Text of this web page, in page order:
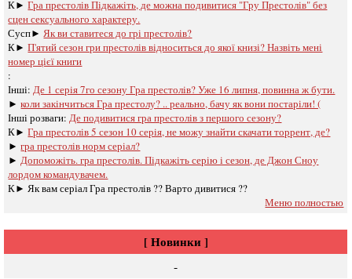
К►Гра престолів Підкажіть, де можна подивитися "Гру Престолів" без
сцен сексуального характеру.
Сусп► Як ви ставитеся до грі престолів?
К►П'ятий сезон гри престолів відноситься до якої книзі? Назвіть мені
номер цієї книги
:
Інші: Де 1 серія 7го сезону Гра престолів? Уже 16 липня, повинна ж бути.
►коли закінчиться Гра престолу? .. реально, бачу як вони постаріли! (
Інші розваги: ​​ Де подивитися гра престолів з першого сезону?
К►Гра престолів 5 сезон 10 серія, не можу знайти скачати торрент, де?
►гра престолів норм серіал?
► Допоможіть. гра престолів. Підкажіть серію і сезон, де Джон Сноу
лордом командувачем.
К► Як вам серіал Гра престолів ?? Варто дивитися ??
Меню полностью
[ Новинки ]
-